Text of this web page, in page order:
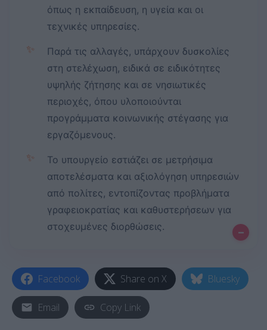
όπως η εκπαίδευση, η υγεία και οι
τεχνικές υπηρεσίες.
✨
Παρά τις αλλαγές, υπάρχουν δυσκολίες
στη στελέχωση, ειδικά σε ειδικότητες
υψηλής ζήτησης και σε νησιωτικές
περιοχές, όπου υλοποιούνται
προγράμματα κοινωνικής στέγασης για
εργαζόμενους.
✨
Το υπουργείο εστιάζει σε μετρήσιμα
αποτελέσματα και αξιολόγηση υπηρεσιών
από πολίτες, εντοπίζοντας προβλήματα
γραφειοκρατίας και καθυστερήσεων για
στοχευμένες διορθώσεις.
–
Facebook Share on X Bluesky
Email Copy Link